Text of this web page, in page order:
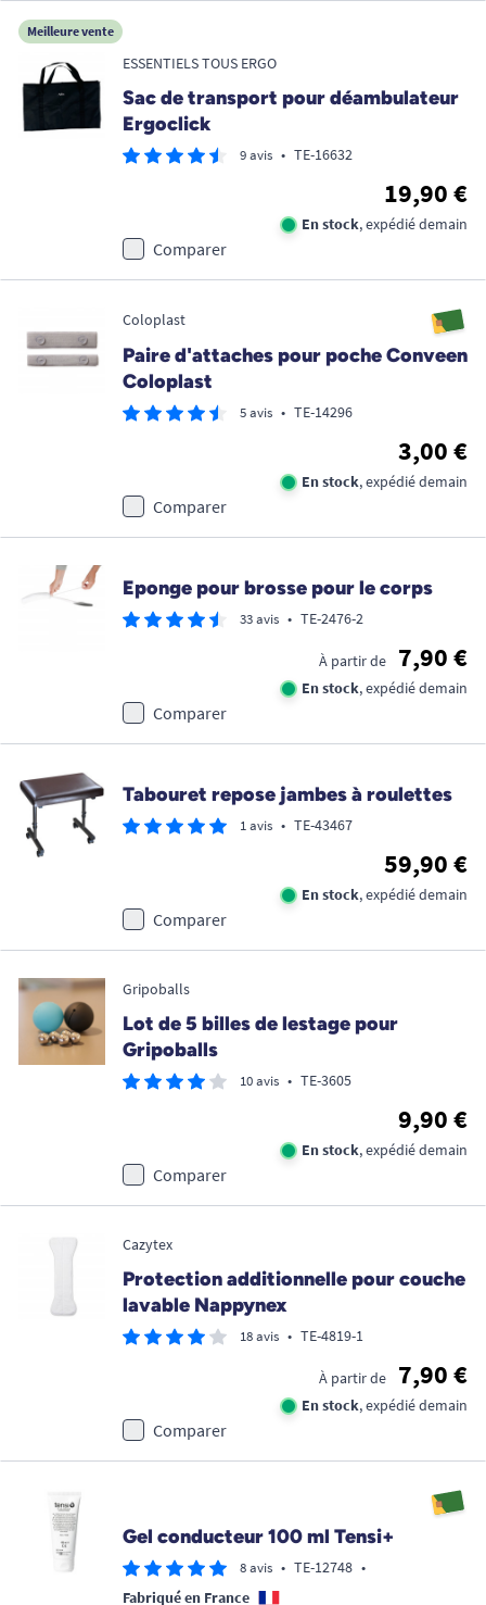
Meilleure vente
ESSENTIELS TOUS ERGO
Sac de transport pour déambulateur
Ergoclick
9 avis • TE-16632
19,90 €
En stock, expédié demain
Comparer
Coloplast
Paire d'attaches pour poche Conveen
Coloplast
5 avis • TE-14296
3,00 €
En stock, expédié demain
Comparer
Eponge pour brosse pour le corps
33 avis • TE-2476-2
À partir de 7,90 €
En stock, expédié demain
Comparer
Tabouret repose jambes à roulettes
1 avis • TE-43467
59,90 €
En stock, expédié demain
Comparer
Gripoballs
Lot de 5 billes de lestage pour
Gripoballs
10 avis • TE-3605
9,90 €
En stock, expédié demain
Comparer
Cazytex
Protection additionnelle pour couche
lavable Nappynex
18 avis • TE-4819-1
À partir de 7,90 €
En stock, expédié demain
Comparer
Gel conducteur 100 ml Tensi+
8 avis • TE-12748 •
Fabriqué en France